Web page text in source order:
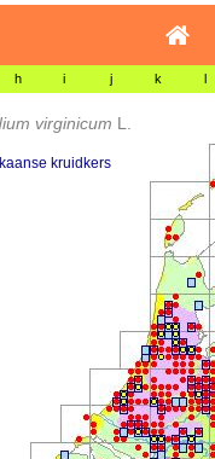
h i j k l
virginicum L.
kruidkers